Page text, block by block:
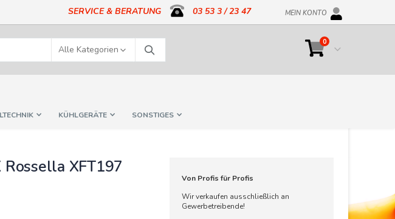
SERVICE & BERATUNG 03 53 3 / 23 47 MEIN KONTO
Cart
0Artikel
Suche
KÜHLGERÄTE SONSTIGES
XFT197
Von Profis für Profis
Wir verkaufen ausschließlich an
Gewerbetreibende!